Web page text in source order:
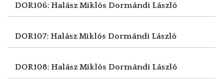
DOR106: Halász Miklós Dormándi László
DOR107: Halász Miklós Dormándi László
DOR108: Halász Miklós Dormándi László